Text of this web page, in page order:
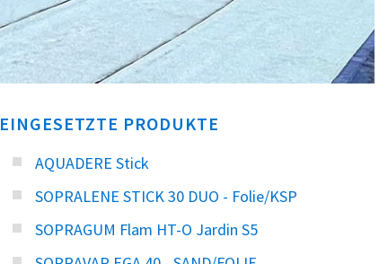
EINGESETZTE PRODUKTE
AQUADERE Stick
SOPRALENE STICK 30 DUO - Folie/KSP
SOPRAGUM Flam HT-O Jardin S5